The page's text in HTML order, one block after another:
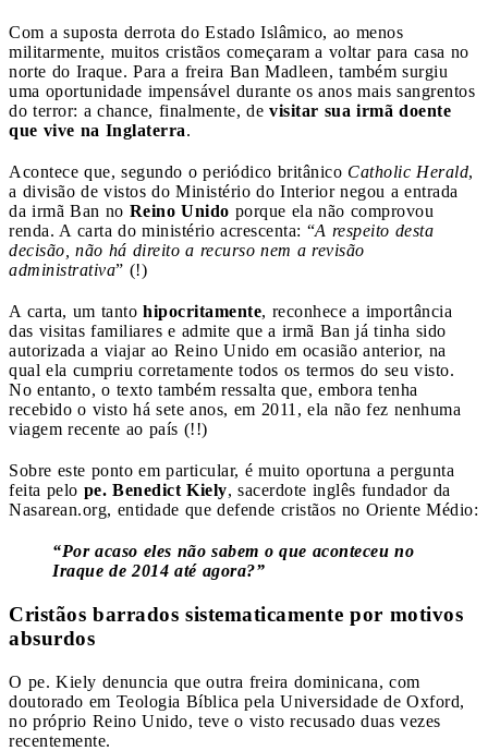
Com a suposta derrota do Estado Islâmico, ao menos
militarmente, muitos cristãos começaram a voltar para casa no
norte do Iraque. Para a freira Ban Madleen, também surgiu
uma oportunidade impensável durante os anos mais sangrentos
do terror: a chance, finalmente, de visitar sua irmã doente
que vive na Inglaterra.
Acontece que, segundo o periódico britânico Catholic Herald,
a divisão de vistos do Ministério do Interior negou a entrada
da irmã Ban no Reino Unido porque ela não comprovou
renda. A carta do ministério acrescenta: “A respeito desta
decisão, não há direito a recurso nem a revisão
administrativa” (!)
A carta, um tanto hipocritamente, reconhece a importância
das visitas familiares e admite que a irmã Ban já tinha sido
autorizada a viajar ao Reino Unido em ocasião anterior, na
qual ela cumpriu corretamente todos os termos do seu visto.
No entanto, o texto também ressalta que, embora tenha
recebido o visto há sete anos, em 2011, ela não fez nenhuma
viagem recente ao país (!!)
Sobre este ponto em particular, é muito oportuna a pergunta
feita pelo pe. Benedict Kiely, sacerdote inglês fundador da
Nasarean.org, entidade que defende cristãos no Oriente Médio:
“Por acaso eles não sabem o que aconteceu no
Iraque de 2014 até agora?”
Cristãos barrados sistematicamente por motivos
absurdos
O pe. Kiely denuncia que outra freira dominicana, com
doutorado em Teologia Bíblica pela Universidade de Oxford,
no próprio Reino Unido, teve o visto recusado duas vezes
recentemente.